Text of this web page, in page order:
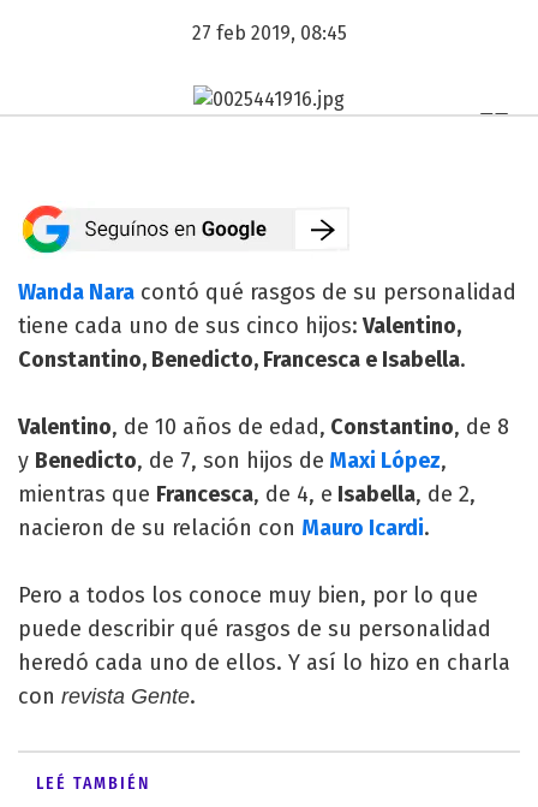
27 feb 2019, 08:45
Wanda Nara contó qué rasgos de su personalidad
tiene cada uno de sus cinco hijos: Valentino,
Constantino, Benedicto, Francesca e Isabella.
Valentino, de 10 años de edad, Constantino, de 8
y Benedicto, de 7, son hijos de Maxi López,
mientras que Francesca, de 4, e Isabella, de 2,
nacieron de su relación con Mauro Icardi.
Pero a todos los conoce muy bien, por lo que
puede describir qué rasgos de su personalidad
heredó cada uno de ellos. Y así lo hizo en charla
con revista Gente.
LEÉ TAMBIÉN